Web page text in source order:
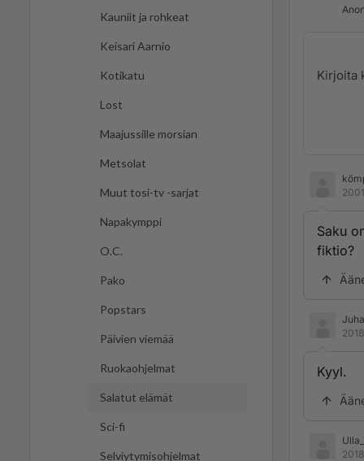
Kauniit ja rohkeat
Keisari Aarnio
Kotikatu
Lost
Maajussille morsian
Metsolat
Muut tosi-tv -sarjat
Napakymppi
O.C.
Pako
Popstars
Päivien viemää
Ruokaohjelmat
Salatut elämät
Sci-fi
Selviytymisohjelmat
Saku
fiktio?
Kyyl.